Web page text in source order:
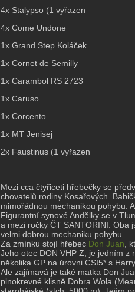
4x Stalypso (1 vyřazen
4x Come Undone
1x Grand Step Koláček
1x Cornet de Semilly
1x Carambol RS 2723
1x Caruso
1x Corcento
1x MT Jenisej
2x Faustinus (1 vyřazen
Mezi cca čtyřiceti hřebečky se
chovatelů rodiny Kosařových.
mimořádnou mechanikou pohybu.
Figurantní synové Andělky se v
a mezi ročky ČT SANTORINI. Oba
velmi dobrou mechaniku pohybu.
Za zmínku stojí hřebec Don Juan ,
Jeho otec DON VHP Z, je jedním z
několika GP na úrovni CSI5* s
Ale zajímavá je také matka Don
plnokrevné klisně Dobra Wola